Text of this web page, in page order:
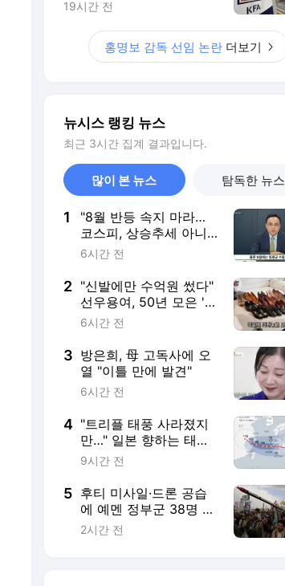
19시간 전
홍명보 감독 선임 논란 더보기
뉴시스 랭킹 뉴스
최근 3시간 집계 결과입니다.
많이 본 뉴스 탐독한 뉴스
1
"8월 반등 속지 마라…
코스피, 상승추세 아니
라 '조정국면'"
6시간 전
2 "신발에만 수억원 썼다"
선우용여, 50년 모은 '명
품 구두' 컬렉션
6시간 전
3 방은희, 母 고독사에 오
열 "이틀 만에 발견"
6시간 전
4 "트리플 태풍 사라졌지
만…" 일본 향하는 태풍
돌핀·찬홈, 진로 '급변'
9시간 전
5 후티 미사일·드론 공습
에 예멘 정부군 38명 사
망…"보복할 것" 예고(종
2시간 전